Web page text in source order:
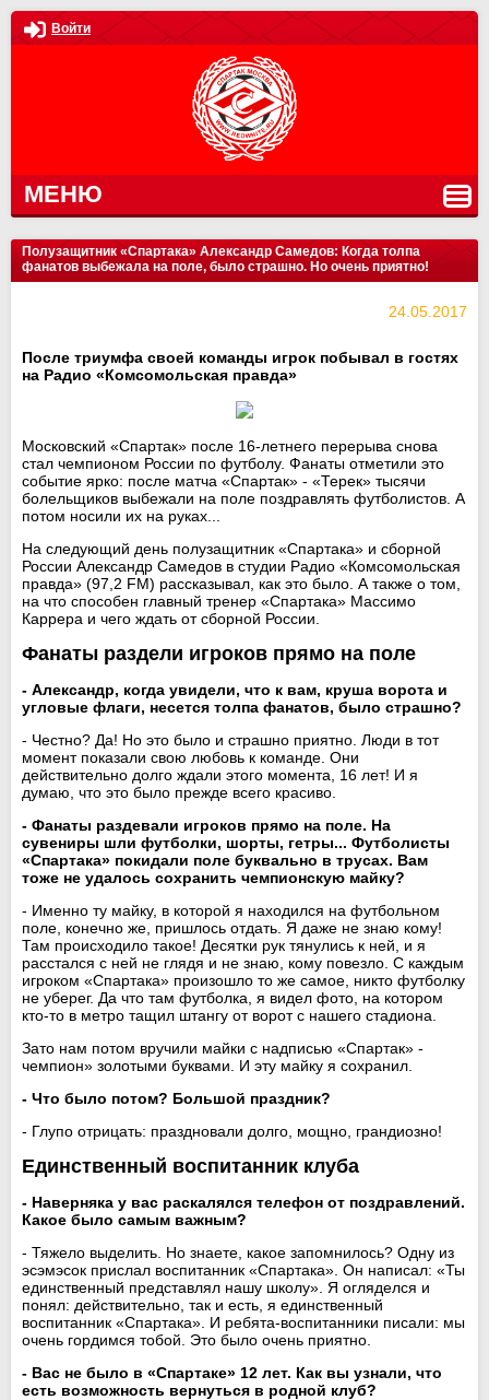
Войти
МЕНЮ
Полузащитник «Спартака» Александр Самедов: Когда толпа
фанатов выбежала на поле, было страшно. Но очень приятно!
24.05.2017
После триумфа своей команды игрок побывал в гостях
на Радио «Комсомольская правда»
Московский «Спартак» после 16-летнего перерыва снова
стал чемпионом России по футболу. Фанаты отметили это
событие ярко: после матча «Спартак» - «Терек» тысячи
болельщиков выбежали на поле поздравлять футболистов. А
потом носили их на руках...
На следующий день полузащитник «Спартака» и сборной
России Александр Самедов в студии Радио «Комсомольская
правда» (97,2 FM) рассказывал, как это было. А также о том,
на что способен главный тренер «Спартака» Массимо
Каррера и чего ждать от сборной России.
Фанаты раздели игроков прямо на поле
- Александр, когда увидели, что к вам, круша ворота и
угловые флаги, несется толпа фанатов, было страшно?
- Честно? Да! Но это было и страшно приятно. Люди в тот
момент показали свою любовь к команде. Они
действительно долго ждали этого момента, 16 лет! И я
думаю, что это было прежде всего красиво.
- Фанаты раздевали игроков прямо на поле. На
сувениры шли футболки, шорты, гетры... Футболисты
«Спартака» покидали поле буквально в трусах. Вам
тоже не удалось сохранить чемпионскую майку?
- Именно ту майку, в которой я находился на футбольном
поле, конечно же, пришлось отдать. Я даже не знаю кому!
Там происходило такое! Десятки рук тянулись к ней, и я
расстался с ней не глядя и не знаю, кому повезло. С каждым
игроком «Спартака» произошло то же самое, никто футболку
не уберег. Да что там футболка, я видел фото, на котором
кто-то в метро тащил штангу от ворот с нашего стадиона.
Зато нам потом вручили майки с надписью «Спартак» -
чемпион» золотыми буквами. И эту майку я сохранил.
- Что было потом? Большой праздник?
- Глупо отрицать: праздновали долго, мощно, грандиозно!
Единственный воспитанник клуба
- Наверняка у вас раскалялся телефон от поздравлений.
Какое было самым важным?
- Тяжело выделить. Но знаете, какое запомнилось? Одну из
эсэмэсок прислал воспитанник «Спартака». Он написал: «Ты
единственный представлял нашу школу». Я огляделся и
понял: действительно, так и есть, я единственный
воспитанник «Спартака». И ребята-воспитанники писали: мы
очень гордимся тобой. Это было очень приятно.
- Вас не было в «Спартаке» 12 лет. Как вы узнали, что
есть возможность вернуться в родной клуб?